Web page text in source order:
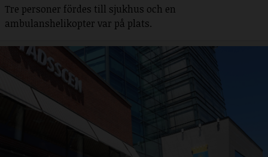
Tre personer fördes till sjukhus och en
ambulanshelikopter var på plats.